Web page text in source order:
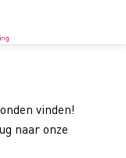
vinden!
naar onze